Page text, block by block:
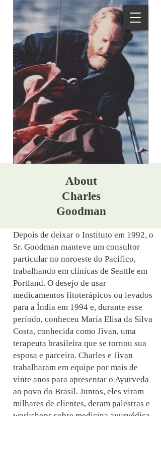
Depois de deixar o Instituto em 1992, o
Sr. Goodman manteve um consultor
particular no noroeste do Pacífico,
trabalhando em clínicas de Seattle em
Portland. O desejo de usar
medicamentos fitoterápicos ou levados
para a Índia em 1994 e, durante esse
período, conheceu Maria Elisa da Silva
Costa, conhecida como Jivan, uma
terapeuta brasileira que se tornou sua
esposa e parceira. Charles e Jivan
trabalharam em equipe por mais de
vinte anos para apresentar o Ayurveda
ao povo do Brasil. Juntos, eles viram
milhares de clientes, deram palestras e
workshops sobre medicina ayurvédica
About
Charles
Goodman